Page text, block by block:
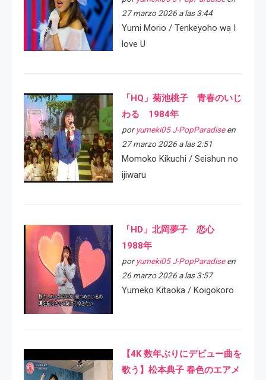
27 marzo 2026 a las 3:44
Yumi Morio / Tenkeyoho wa I
love U
「HQ」菊池桃子 青春のいじ
わる 1984年
por yumeki05 J-PopParadiseen
27 marzo 2026 a las 2:51
Momoko Kikuchi / Seishun no
ijiwaru
「HD」北岡夢子 恋心
1988年
por yumeki05 J-PopParadiseen
26 marzo 2026 a las 3:57
Yumeko Kitaoka / Koigokoro
【4K 数年ぶりにデビュー曲を
歌う】松本典子 春色のエアメ